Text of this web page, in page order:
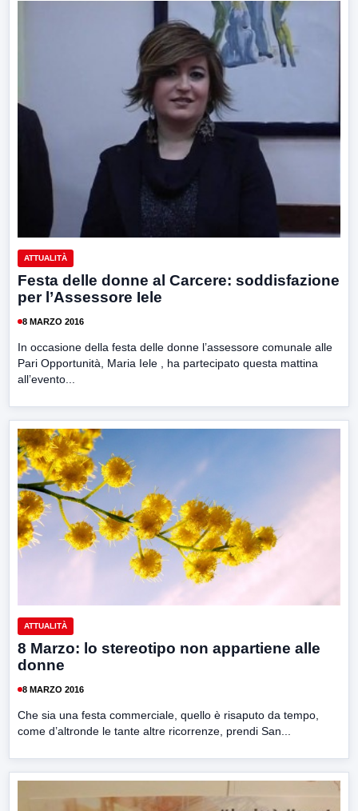
ATTUALITÀ
Festa delle donne al Carcere: soddisfazione
per l’Assessore Iele
8 MARZO 2016
In occasione della festa delle donne l’assessore comunale alle
Pari Opportunità, Maria Iele , ha partecipato questa mattina
all’evento...
ATTUALITÀ
8 Marzo: lo stereotipo non appartiene alle
donne
8 MARZO 2016
Che sia una festa commerciale, quello è risaputo da tempo,
come d’altronde le tante altre ricorrenze, prendi San...